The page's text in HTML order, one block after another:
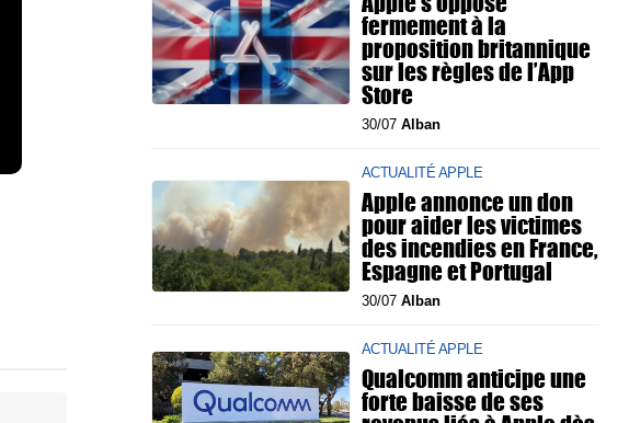
fermement à la
proposition britannique
sur les règles de l’App
Store
30/07 Alban
ACTUALITÉ APPLE
Apple annonce un don
pour aider les victimes
des incendies en France,
Espagne et Portugal
30/07 Alban
ACTUALITÉ APPLE
Qualcomm anticipe une
forte baisse de ses